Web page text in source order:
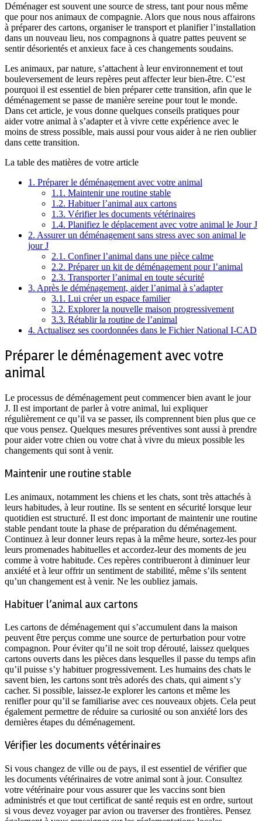
Déménager est souvent une source de stress, tant pour nous même
que pour nos animaux de compagnie. Alors que nous nous affairons
à préparer des cartons, organiser le transport et planifier l’installation
dans un nouveau lieu, nos compagnons à quatre pattes peuvent se
sentir désorientés et anxieux face à ces changements soudains.
Les animaux, par nature, s’attachent à leur environnement et tout
bouleversement de leurs repères peut affecter leur bien-être. C’est
pourquoi il est essentiel de bien préparer cette transition, afin que le
déménagement se passe de manière sereine pour tout le monde.
Dans cet article, je vous donne quelques conseils pratiques pour
aider votre animal à s’adapter et à vivre cette expérience avec le
moins de stress possible, mais aussi pour vous aider à ne rien oublier
dans cette transition.
La table des matières de votre article
1. Préparer le déménagement avec votre animal
1.1. Maintenir une routine stable
1.2. Habituer l’animal aux cartons
1.3. Vérifier les documents vétérinaires
1.4. Planifiez le déplacement avec votre animal le Jour J
2. Assurer un déménagement sans stress avec son animal le
jour J
2.1. Confiner l’animal dans une pièce calme
2.2. Préparer un kit de déménagement pour l’animal
2.3. Transporter l’animal en toute sécurité
3. Après le déménagement, aider l’animal à s’adapter
3.1. Lui créer un espace familier
3.2. Explorer la nouvelle maison progressivement
3.3. Rétablir la routine de l’animal
4. Actualisez ses coordonnées dans le Fichier National I-CAD
Préparer le déménagement avec votre
animal
Le processus de déménagement peut commencer bien avant le jour
J. Il est important de parler à votre animal, lui expliquer
régulièrement ce qu’il va se passer, ils comprennent bien plus que ce
que vous pensez. Quelques mesures préventives sont aussi à prendre
pour aider votre chien ou votre chat à vivre du mieux possible les
changements qui sont à venir.
Maintenir une routine stable
Les animaux, notamment les chiens et les chats, sont très attachés à
leurs habitudes, à leur routine. Ils se sentent en sécurité lorsque leur
quotidien est structuré. Il est donc important de maintenir une routine
stable pendant toute la phase de préparation du déménagement.
Continuez à leur donner leurs repas à la même heure, sortez-les pour
leurs promenades habituelles et accordez-leur des moments de jeu
comme à votre habitude. Ces repères contribueront à diminuer leur
anxiété et à leur offrir un sentiment de stabilité, même s’ils sentent
qu’un changement est à venir. Ne les oubliez jamais.
Habituer l’animal aux cartons
Les cartons de déménagement qui s’accumulent dans la maison
peuvent être perçus comme une source de perturbation pour votre
compagnon. Pour éviter qu’il ne soit trop dérouté, laissez quelques
cartons ouverts dans les pièces dans lesquelles il passe du temps afin
qu’il puisse s’y habituer progressivement. Les humains des chats le
savent bien, les cartons sont très adorés des chats, qui aiment s’y
cacher. Si possible, laissez-le explorer les cartons et même les
renifler pour qu’il se familiarise avec ces nouveaux objets. Cela peut
également permettre de réduire sa curiosité ou son anxiété lors des
dernières étapes du déménagement.
Vérifier les documents vétérinaires
Si vous changez de ville ou de pays, il est essentiel de vérifier que
les documents vétérinaires de votre animal sont à jour. Consultez
votre vétérinaire pour vous assurer que les vaccins sont bien
administrés et que tout certificat de santé requis est en ordre, surtout
si vous devez voyager par avion ou traverser des frontières. Pensez